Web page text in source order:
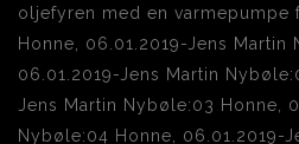
oljefyren med en varmepumpe
Honne, 06.01.2019-Jens Martin
06.01.2019-Jens Martin
Jens Martin Nybøle:03 Honne,
Nybøle:04 Honne, 06.01.2019-